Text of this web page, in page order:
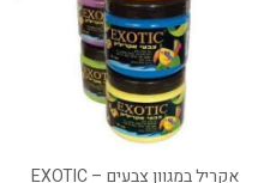
אקריל במגוון צבעים – EXOTIC